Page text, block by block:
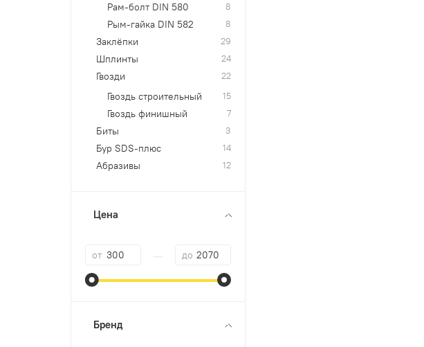
Рам-болт DIN 580 8
Рым-гайка DIN 582 8
Заклёпки 29
Шплинты 24
Гвозди 22
Гвоздь строительный 15
Гвоздь финишный 7
Биты 3
Бур SDS-плюс 14
Абразивы 12
Цена
от до
Бренд